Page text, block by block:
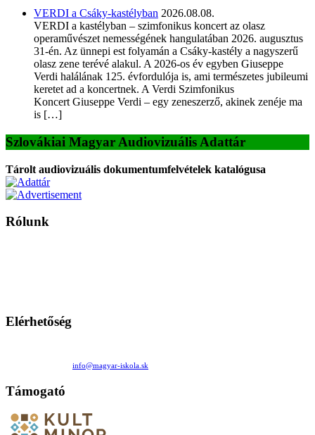
VERDI a Csáky-kastélyban 2026.08.08.
VERDI a kastélyban – szimfonikus koncert az olasz
operaművészet nemességének hangulatában 2026. augusztus
31-én. Az ünnepi est folyamán a Csáky-kastély a nagyszerű
olasz zene terévé alakul. A 2026-os év egyben Giuseppe
Verdi halálának 125. évfordulója is, ami természetes jubileumi
keretet ad a koncertnek. A Verdi Szimfonikus
Koncert Giuseppe Verdi – egy zeneszerző, akinek zenéje ma
is […]
Szlovákiai Magyar Audiovizuális Adattár
Tárolt audiovizuális dokumentumfelvételek katalógusa
Rólunk
Elérhetőség
info@magyar-iskola.sk
Támogató